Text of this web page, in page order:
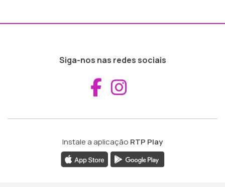
Siga-nos nas redes sociais
Aceder ao
Instale a aplicação RTP Play